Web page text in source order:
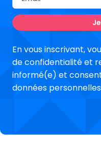
En vous inscrivant,
de confidentialité et
informé(e) et
données